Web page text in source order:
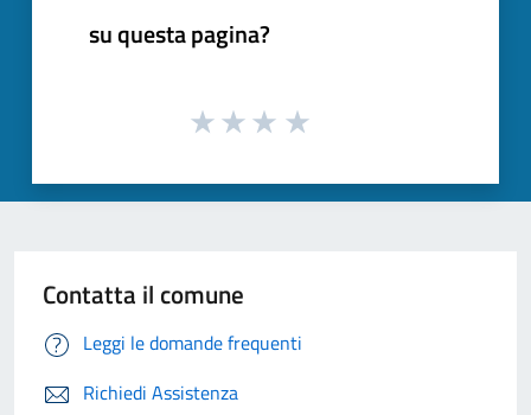
su questa pagina?
Contatta il comune
Leggi le domande frequenti
Richiedi Assistenza